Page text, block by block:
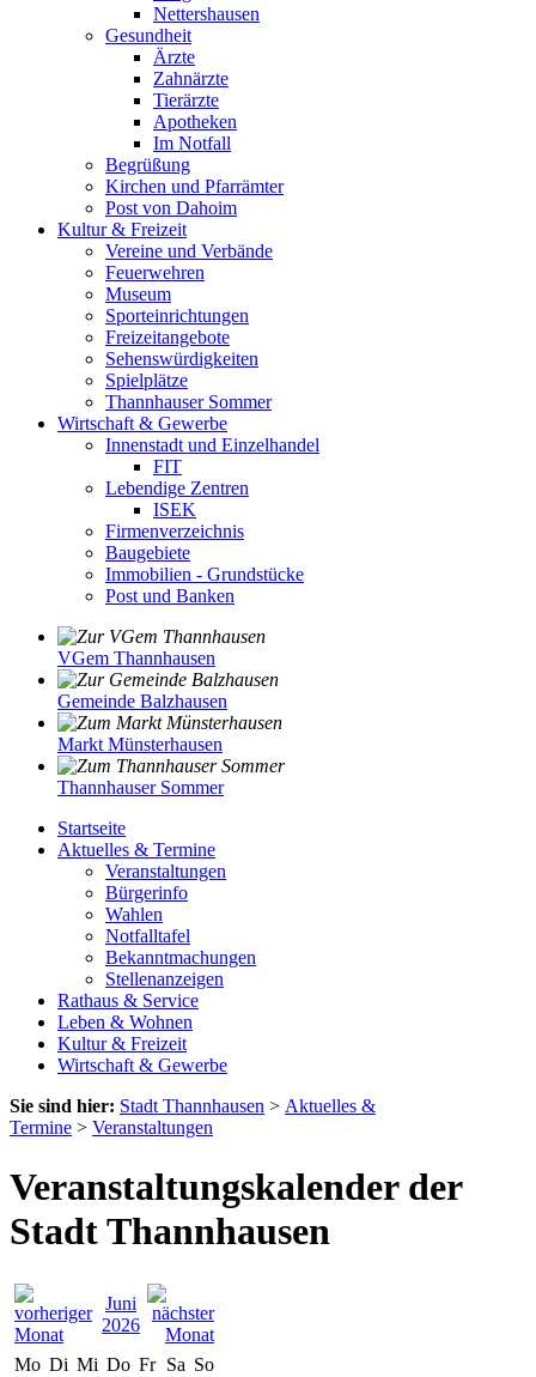
Nettershausen
Gesundheit
Ärzte
Zahnärzte
Tierärzte
Apotheken
Im Notfall
Begrüßung
Kirchen und Pfarrämter
Post von Dahoim
Kultur & Freizeit
Vereine und Verbände
Feuerwehren
Museum
Sporteinrichtungen
Freizeitangebote
Sehenswürdigkeiten
Spielplätze
Thannhauser Sommer
Wirtschaft & Gewerbe
Innenstadt und Einzelhandel
FIT
Lebendige Zentren
ISEK
Firmenverzeichnis
Baugebiete
Immobilien - Grundstücke
Post und Banken
VGem Thannhausen
Gemeinde Balzhausen
Markt Münsterhausen
Thannhauser Sommer
Startseite
Aktuelles & Termine
Veranstaltungen
Bürgerinfo
Wahlen
Notfalltafel
Bekanntmachungen
Stellenanzeigen
Rathaus & Service
Leben & Wohnen
Kultur & Freizeit
Wirtschaft & Gewerbe
Sie sind hier: Stadt Thannhausen > Aktuelles &
Termine > Veranstaltungen
Veranstaltungskalender der
Stadt Thannhausen
Juni
2026
Mo Di Mi Do Fr Sa So